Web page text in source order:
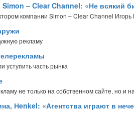
– Clear Channel: «Не всякий
компании Simon – Clear Channel
рекламу
уступить часть рынка
не только на собственном сайте, но и
Нenkel: «Агентства играют в